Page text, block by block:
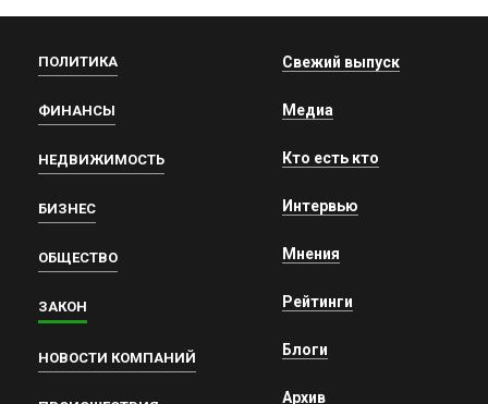
ПОЛИТИКА
ФИНАНСЫ
НЕДВИЖИМОСТЬ
БИЗНЕС
ОБЩЕСТВО
ЗАКОН
НОВОСТИ КОМПАНИЙ
Свежий выпуск
Медиа
Кто есть кто
Интервью
Мнения
Рейтинги
Блоги
Архив